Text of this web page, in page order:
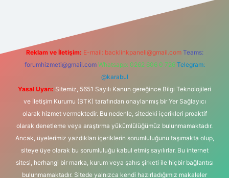
Reklam ve İletişim: E-mail: backlinkpaneli@gmail.com Teams:
forumhizmeti@gmail.com Whatsapp: 0262 606 0 726 Telegram:
@karabul
Yasal Uyarı: Sitemiz, 5651 Sayılı Kanun gereğince Bilgi Teknolojileri
ve İletişim Kurumu (BTK) tarafından onaylanmış bir Yer Sağlayıcı
olarak hizmet vermektedir. Bu nedenle, sitedeki içerikleri proaktif
olarak denetleme veya araştırma yükümlülüğümüz bulunmamaktadır.
Ancak, üyelerimiz yazdıkları içeriklerin sorumluluğunu taşımakta olup,
siteye üye olarak bu sorumluluğu kabul etmiş sayılırlar. Bu internet
sitesi, herhangi bir marka, kurum veya şahıs şirketi ile hiçbir bağlantısı
bulunmamaktadır. Sitede yalnızca kendi hazırladığımız makaleler